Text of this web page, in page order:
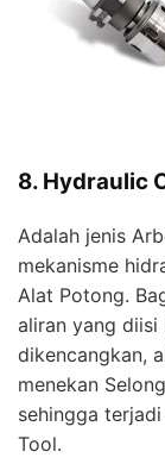
8. Hydraulic
Adalah jenis
mekanisme
Alat Potong.
aliran yang diisi
dikencangkan,
menekan
sehingga
Tool.